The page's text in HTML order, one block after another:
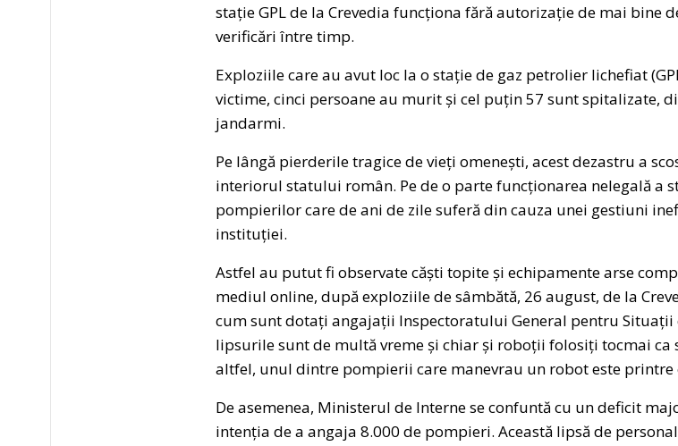
stație GPL de la Crevedia funcționa fără autorizație de mai bine
verificări între timp.
Exploziile care au avut loc la o stație de gaz petrolier lichefiat
victime, cinci persoane au murit și cel puțin 57 sunt spitalizate,
jandarmi.
Pe lângă pierderile tragice de vieți omenești, acest dezastru a
interiorul statului român. Pe de o parte funcționarea nelegală a
pompierilor care de ani de zile suferă din cauza unei gestiuni
instituției.
Astfel au putut fi observate căști topite și echipamente arse
mediul online, după exploziile de sâmbătă, 26 august, de la
cum sunt dotați angajații Inspectoratului General pentru Situații
lipsurile sunt de multă vreme și chiar și roboții folosiți tocmai
altfel, unul dintre pompierii care manevrau un robot este printre
De asemenea, Ministerul de Interne se confuntă cu un deficit
intenția de a angaja 8.000 de pompieri. Această lipsă de